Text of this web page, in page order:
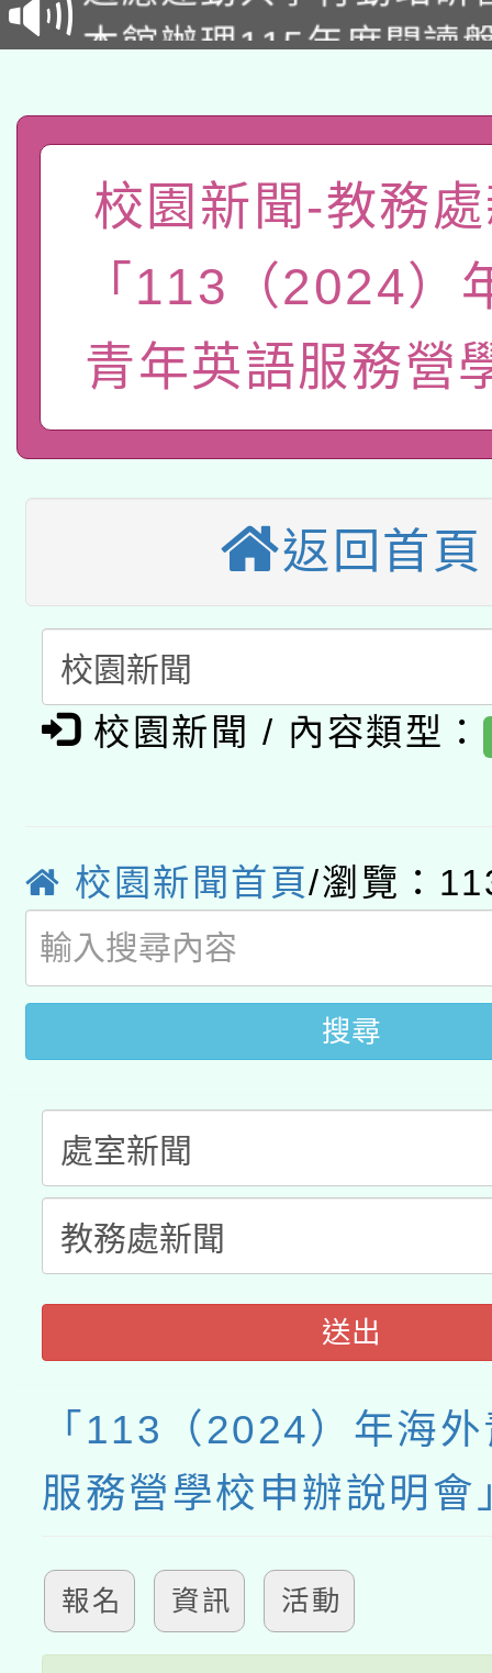
招)
本館辦理115年度閱讀
礎課程
A3數位素養講師名單
「數位內容與教學軟
pilot」
薪期間赴陸應申請許可
轉知經濟部水利署委託
業技術研究院辦理「
用水績優單位及節水達
115年8月22日(星期六
本校115學年度第2次
招甄選結果公告(無人
適應運動共學行動站研
本館辦理115年度閱讀
暨閱讀推動專業研習
科技賦能─人工智慧
礎課程
A3數位素養講師名單
「數位內容與教學軟
薪期間赴陸應申請許可
業技術研究院辦理「
用水績優單位及節水達
115年8月22日(星期六
桃園市孔廟祈福系列
開 智慧啟航」
2026年桃園地景藝術
校園新聞-教務
「113（2024）
青年英語服務營
返回首頁
校園新聞 / 內容類型：
校園新聞首頁/瀏覽：
搜尋
送出
「113（2024）年海
服務營學校申辦說明會
報名 資訊 活動